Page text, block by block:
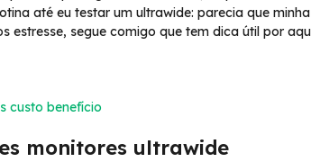
até eu testar um ultrawide: parecia que
estresse, segue comigo que tem dica útil por
custo benefício
monitores ultrawide